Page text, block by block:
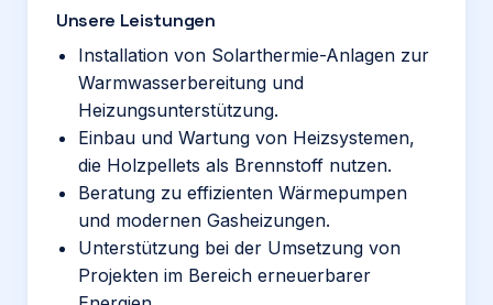
Unsere Leistungen
Installation von Solarthermie-Anlagen zur
Warmwasserbereitung und
Heizungsunterstützung.
Einbau und Wartung von Heizsystemen,
die Holzpellets als Brennstoff nutzen.
Beratung zu effizienten Wärmepumpen
und modernen Gasheizungen.
Unterstützung bei der Umsetzung von
Projekten im Bereich erneuerbarer